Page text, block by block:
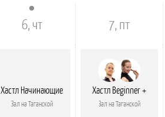
6, чт 7, пт
Хастл Начинающие
Зал на Таганской
Хастл Beginner +
Зал на Таганской